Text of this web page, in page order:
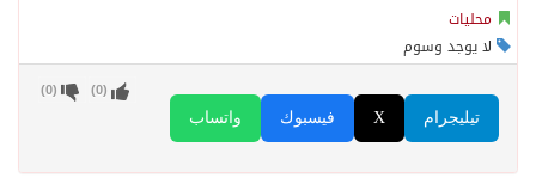
محليات
لا يوجد وسوم
واتساب فيسبوك X تيليجرام
(
0
) (
0
)